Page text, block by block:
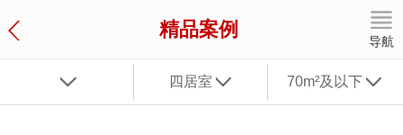
精品案例
导航
四居室 70m²及以下